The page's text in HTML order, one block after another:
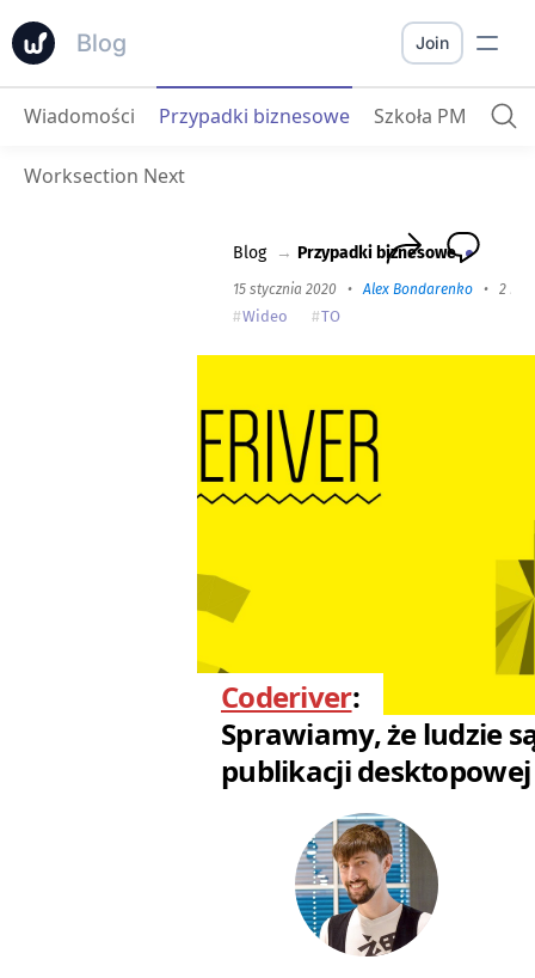
Blog
Coderiver: Sprawiamy, że ludzie są szczęśliwsi dzięki publikacji desktopowej i Worksection
Join
Wiadomości Przypadki biznesowe Szkoła PM
Worksection Next
Blog → Przypadki biznesowe
15 stycznia 2020 •Alex Bondarenko • 2
Wideo TO
Coderiver:
Sprawiamy, że ludzie
publikacji